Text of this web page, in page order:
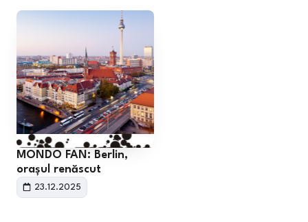
MONDO FAN: Berlin,
orașul renăscut
23.12.2025